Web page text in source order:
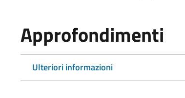
Approfondimenti
Ulteriori informazioni